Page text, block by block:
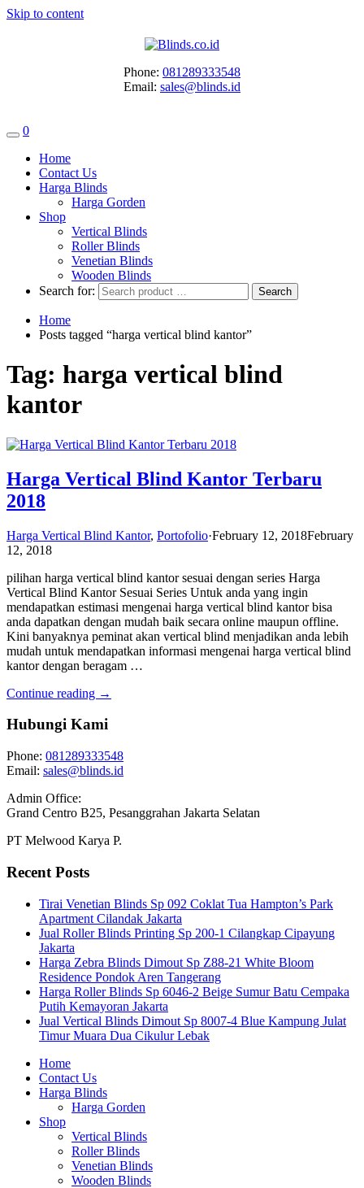
Skip to content
Phone: 081289333548
Email: sales@blinds.id
0
Home
Contact Us
Harga Blinds
Harga Gorden
Shop
Vertical Blinds
Roller Blinds
Venetian Blinds
Wooden Blinds
Search for:
Home
Posts tagged “harga vertical blind kantor”
Tag: harga vertical blind
kantor
Harga Vertical Blind Kantor Terbaru
2018
Harga Vertical Blind Kantor, Portofolio·February 12, 2018February
12, 2018
pilihan harga vertical blind kantor sesuai dengan series Harga
Vertical Blind Kantor Sesuai Series Untuk anda yang ingin
mendapatkan estimasi mengenai harga vertical blind kantor bisa
anda dapatkan dengan mudah baik secara online maupun offline.
Kini banyaknya peminat akan vertical blind menjadikan anda lebih
mudah untuk mendapatkan informasi mengenai harga vertical blind
kantor dengan beragam …
Continue reading →
Hubungi Kami
Phone: 081289333548
Email: sales@blinds.id
Admin Office:
Grand Centro B25, Pesanggrahan Jakarta Selatan
PT Melwood Karya P.
Recent Posts
Tirai Venetian Blinds Sp 092 Coklat Tua Hampton’s Park
Apartment Cilandak Jakarta
Jual Roller Blinds Printing Sp 200-1 Cilangkap Cipayung
Jakarta
Harga Zebra Blinds Dimout Sp Z88-21 White Bloom
Residence Pondok Aren Tangerang
Harga Roller Blinds Sp 6046-2 Beige Sumur Batu Cempaka
Putih Kemayoran Jakarta
Jual Vertical Blinds Dimout Sp 8007-4 Blue Kampung Julat
Timur Muara Dua Cikulur Lebak
Home
Contact Us
Harga Blinds
Harga Gorden
Shop
Vertical Blinds
Roller Blinds
Venetian Blinds
Wooden Blinds